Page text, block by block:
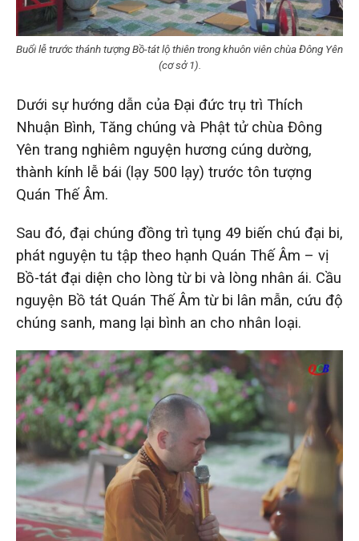
Buổi lễ trước thánh tượng Bồ-tát lộ thiên trong khuôn viên chùa Đông Yên
(cơ sở 1).
Dưới sự hướng dẫn của Đại đức trụ trì Thích
Nhuận Bình, Tăng chúng và Phật tử chùa Đông
Yên trang nghiêm nguyện hương cúng dường,
thành kính lễ bái (lạy 500 lạy) trước tôn tượng
Quán Thế Âm.
Sau đó, đại chúng đồng trì tụng 49 biến chú đại bi,
phát nguyện tu tập theo hạnh Quán Thế Âm – vị
Bồ-tát đại diện cho lòng từ bi và lòng nhân ái. Cầu
nguyện Bồ tát Quán Thế Âm từ bi lân mẫn, cứu độ
chúng sanh, mang lại bình an cho nhân loại.